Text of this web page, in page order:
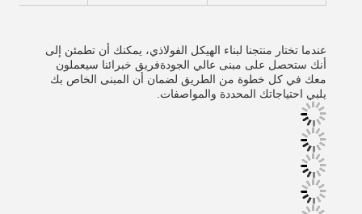
عندما تختار منتجنا لبناء الهيكل الفولاذي، يمكنك أن تطمئن إلى
أنك ستحصل على مبنى عالي الجودةفريق خبرائنا سيعملون
معك في كل خطوة من الطريق لضمان أن المبنى الخاص بك
يلبي احتياجاتك المحددة والمواصفات.